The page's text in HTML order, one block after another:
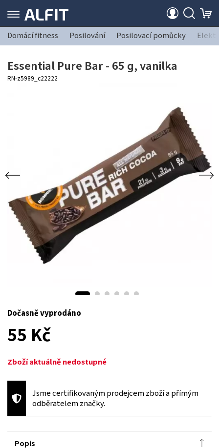
Domácí fitness Posilování Posilovací pomůcky
Essential Pure Bar - 65 g, vanilka
RN-z5989_c22222
Dočasně vyprodáno
55 Kč
Zboží aktuálně nedostupné
Jsme certifikovaným prodejcem zboží a přímým
odběratelem značky.
Popis